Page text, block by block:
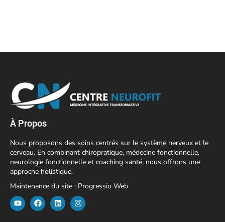
À Propos
Nous proposons des soins centrés sur le système nerveux et le
cerveau. En combinant chiropratique, médecine fonctionnelle,
neurologie fonctionnelle et coaching santé, nous offrons une
approche holistique.
Maintenance du site : Progressio Web